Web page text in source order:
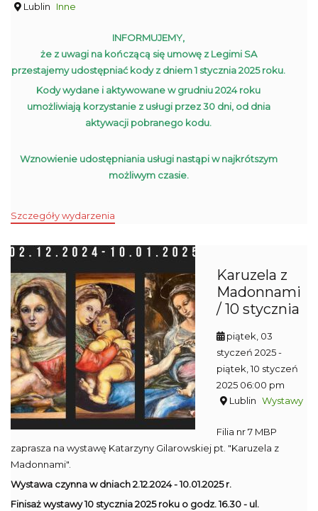
Lublin
Inne
INFORMUJEMY,
że z uwagi na kończącą się umowę z Legimi SA
przestajemy udostępniać kody z dniem 1 stycznia 2025 roku.
Kody wydane i aktywowane w grudniu 2024 roku
umożliwiają korzystanie z usługi przez 30 dni, od dnia
aktywacji pobranego kodu.
Wznowienie udostępniania usługi nastąpi w najkrótszym
możliwym czasie.
Szczegóły wydarzenia
Karuzela z
Madonnami
/ 10 stycznia
piątek, 03
styczeń 2025-
piątek, 10 styczeń
2025 06:00 pm
Lublin Wystawy
Filia nr 7 MBP
zaprasza na wystawę Katarzyny Gilarowskiej pt. "Karuzela z
Madonnami".
Wystawa czynna w dniach 2.12.2024 - 10.01.2025 r.
Finisaż wystawy 10 stycznia 2025 roku o godz. 16.30 - ul.